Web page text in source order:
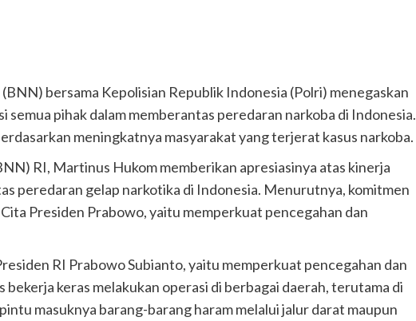
bersama Kepolisian Republik Indonesia (Polri) menegaskan
pihak dalam memberantas peredaran narkoba di Indonesia.
meningkatnya masyarakat yang terjerat kasus narkoba.
RI, Martinus Hukom memberikan apresiasinya atas kinerja
peredaran gelap narkotika di Indonesia. Menurutnya, komitmen
Presiden Prabowo, yaitu memperkuat pencegahan dan
RI Prabowo Subianto, yaitu memperkuat pencegahan dan
keras melakukan operasi di berbagai daerah, terutama di
masuknya barang-barang haram melalui jalur darat maupun